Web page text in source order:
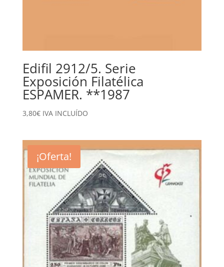
Edifil 2912/5. Serie
Exposición Filatélica
ESPAMER. **1987
3,80€ IVA INCLUÍDO
¡Oferta!